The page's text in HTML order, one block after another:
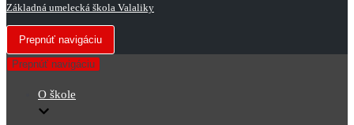
Základná umelecká škola Valaliky
Prepnúť navigáciu
Prepnúť navigáciu
O škole